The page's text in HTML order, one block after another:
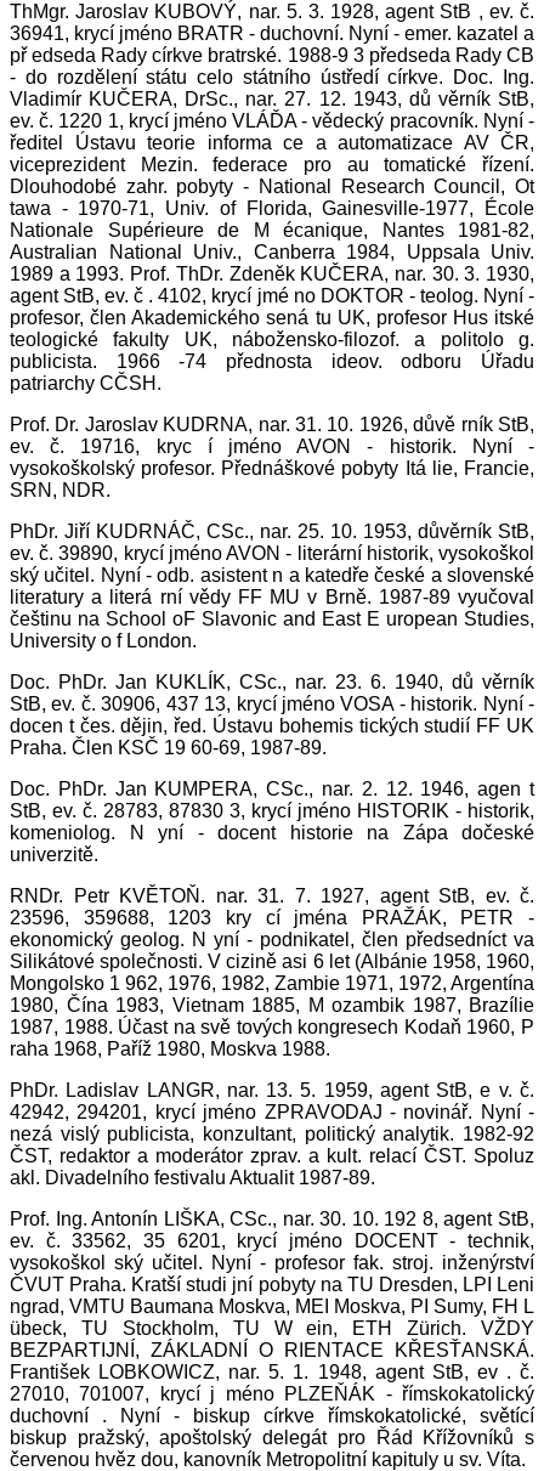
ThMgr. Jaroslav KUBOVÝ, nar. 5. 3. 1928, agent StB , ev. č.
36941, krycí jméno BRATR - duchovní. Nyní - emer. kazatel a
př edseda Rady církve bratrské. 1988-9 3 předseda Rady CB
- do rozdělení státu celo státního ústředí církve. Doc. Ing.
Vladimír KUČERA, DrSc., nar. 27. 12. 1943, dů věrník StB,
ev. č. 1220 1, krycí jméno VLÁĎA - vědecký pracovník. Nyní -
ředitel Ústavu teorie informa ce a automatizace AV ČR,
viceprezident Mezin. federace pro au tomatické řízení.
Dlouhodobé zahr. pobyty - National Research Council, Ot
tawa - 1970-71, Univ. of Florida, Gainesville-1977, École
Nationale Supérieure de M écanique, Nantes 1981-82,
Australian National Univ., Canberra 1984, Uppsala Univ.
1989 a 1993. Prof. ThDr. Zdeněk KUČERA, nar. 30. 3. 1930,
agent StB, ev. č . 4102, krycí jmé no DOKTOR - teolog. Nyní -
profesor, člen Akademického sená tu UK, profesor Hus itské
teologické fakulty UK, nábožensko-filozof. a politolo g.
publicista. 1966 -74 přednosta ideov. odboru Úřadu
patriarchy CČSH.
Prof. Dr. Jaroslav KUDRNA, nar. 31. 10. 1926, důvě rník StB,
ev. č. 19716, kryc í jméno AVON - historik. Nyní -
vysokoškolský profesor. Přednáškové pobyty Itá lie, Francie,
SRN, NDR.
PhDr. Jiří KUDRNÁČ, CSc., nar. 25. 10. 1953, důvěrník StB,
ev. č. 39890, krycí jméno AVON - literární historik, vysokoškol
ský učitel. Nyní - odb. asistent n a katedře české a slovenské
literatury a literá rní vědy FF MU v Brně. 1987-89 vyučoval
češtinu na School oF Slavonic and East E uropean Studies,
University o f London.
Doc. PhDr. Jan KUKLÍK, CSc., nar. 23. 6. 1940, dů věrník
StB, ev. č. 30906, 437 13, krycí jméno VOSA - historik. Nyní -
docen t čes. dějin, řed. Ústavu bohemis tických studií FF UK
Praha. Člen KSČ 19 60-69, 1987-89.
Doc. PhDr. Jan KUMPERA, CSc., nar. 2. 12. 1946, agen t
StB, ev. č. 28783, 87830 3, krycí jméno HISTORIK - historik,
komeniolog. N yní - docent historie na Zápa dočeské
univerzitě.
RNDr. Petr KVĚTOŇ. nar. 31. 7. 1927, agent StB, ev. č.
23596, 359688, 1203 kry cí jména PRAŽÁK, PETR -
ekonomický geolog. N yní - podnikatel, člen předsedníct va
Silikátové společnosti. V cizině asi 6 let (Albánie 1958, 1960,
Mongolsko 1 962, 1976, 1982, Zambie 1971, 1972, Argentína
1980, Čína 1983, Vietnam 1885, M ozambik 1987, Brazílie
1987, 1988. Účast na svě tových kongresech Kodaň 1960, P
raha 1968, Paříž 1980, Moskva 1988.
PhDr. Ladislav LANGR, nar. 13. 5. 1959, agent StB, e v. č.
42942, 294201, krycí jméno ZPRAVODAJ - novinář. Nyní -
nezá vislý publicista, konzultant, politický analytik. 1982-92
ČST, redaktor a moderátor zprav. a kult. relací ČST. Spoluz
akl. Divadelního festivalu Aktualit 1987-89.
Prof. Ing. Antonín LIŠKA, CSc., nar. 30. 10. 192 8, agent StB,
ev. č. 33562, 35 6201, krycí jméno DOCENT - technik,
vysokoškol ský učitel. Nyní - profesor fak. stroj. inženýrství
ČVUT Praha. Kratší studi jní pobyty na TU Dresden, LPI Leni
ngrad, VMTU Baumana Moskva, MEI Moskva, PI Sumy, FH L
übeck, TU Stockholm, TU W ein, ETH Zürich. VŽDY
BEZPARTIJNÍ, ZÁKLADNÍ O RIENTACE KŘESŤANSKÁ.
František LOBKOWICZ, nar. 5. 1. 1948, agent StB, ev . č.
27010, 701007, krycí j méno PLZEŇÁK - římskokatolický
duchovní . Nyní - biskup církve římskokatolické, světící
biskup pražský, apoštolský delegát pro Řád Křížovníků s
červenou hvěz dou, kanovník Metropolitní kapituly u sv. Víta.